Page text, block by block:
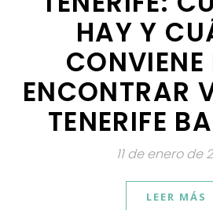
HAY Y
ENCONTRAR
TENERIFE
11 de enero de
LEER MÁS